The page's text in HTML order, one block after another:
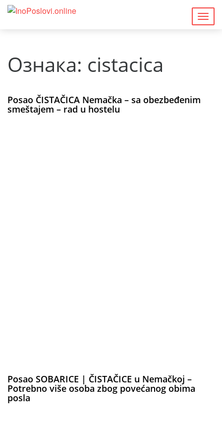
Ознака: cistacica
Posao ČISTAČICA Nemačka – sa obezbeđenim
smeštajem – rad u hostelu
Posao SOBARICE | ČISTAČICE u Nemačkoj –
Potrebno više osoba zbog povećanog obima
posla